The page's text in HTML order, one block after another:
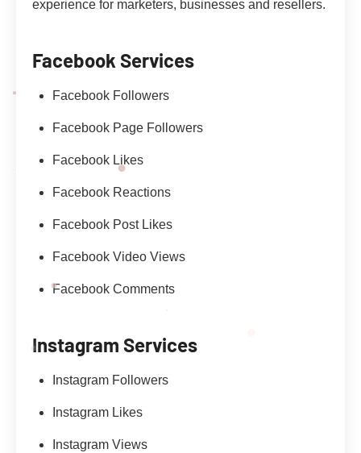
experience for marketers, businesses and resellers.
Facebook Services
Facebook Followers
Facebook Page Followers
Facebook Likes
Facebook Reactions
Facebook Post Likes
Facebook Video Views
Facebook Comments
Instagram Services
Instagram Followers
Instagram Likes
Instagram Views